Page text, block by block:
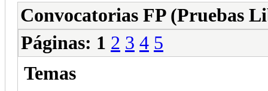
Convocatorias FP (Pruebas
Páginas: 1 2 3 4 5
Temas